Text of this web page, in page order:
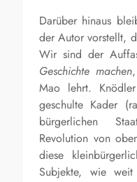
Darüber hinaus
der Autor vorstellt,
Wir sind der
Geschichte machen
Mao lehrt.
geschulte Kader
bürgerlichen
Revolution von
diese k
Subjekte, wie